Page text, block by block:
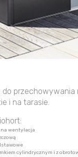
i na tarasie.
wentylacja
cylindrycznym i z